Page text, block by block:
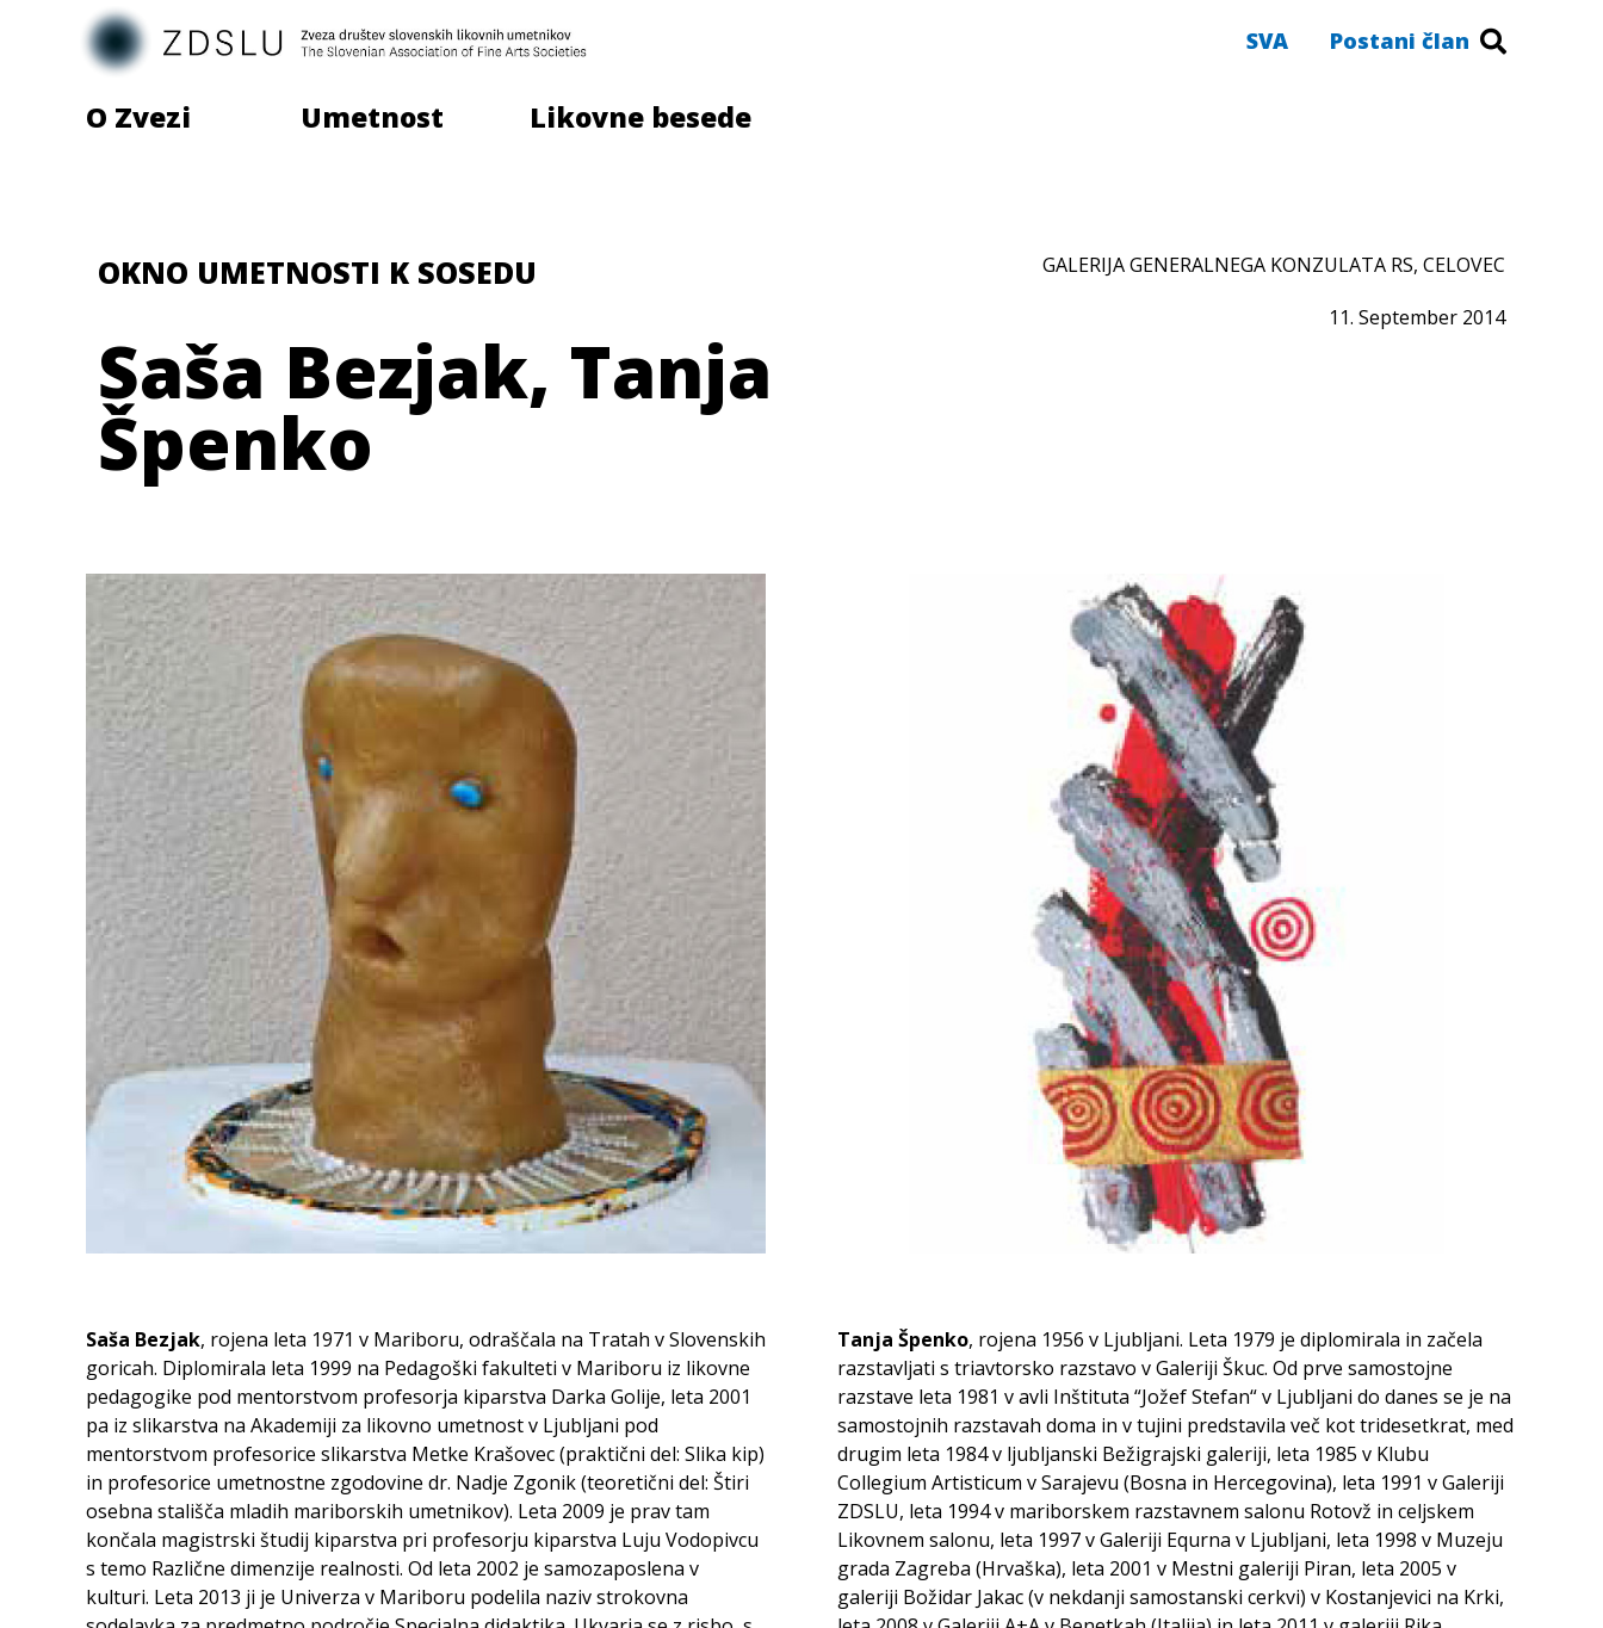
SVA Postani član
O Zvezi Umetnost Likovne besede
OKNO UMETNOSTI K SOSEDU
Saša Bezjak, Tanja
Špenko
GALERIJA GENERALNEGA KONZULATA RS, CELOVEC
11. September 2014
Saša Bezjak, rojena leta 1971 v Mariboru, odraščala na Tratah v Slovenskih
goricah. Diplomirala leta 1999 na Pedagoški fakulteti v Mariboru iz likovne
pedagogike pod mentorstvom profesorja kiparstva Darka Golije, leta 2001
pa iz slikarstva na Akademiji za likovno umetnost v Ljubljani pod
mentorstvom profesorice slikarstva Metke Krašovec (praktični del: Slika kip)
in profesorice umetnostne zgodovine dr. Nadje Zgonik (teoretični del: Štiri
osebna stališča mladih mariborskih umetnikov). Leta 2009 je prav tam
končala magistrski študij kiparstva pri profesorju kiparstva Luju Vodopivcu
s temo Različne dimenzije realnosti. Od leta 2002 je samozaposlena v
kulturi. Leta 2013 ji je Univerza v Mariboru podelila naziv strokovna
Tanja Špenko, rojena 1956 v Ljubljani. Leta 1979 je diplomirala in začela
razstavljati s triavtorsko razstavo v Galeriji Škuc. Od prve samostojne
razstave leta 1981 v avli Inštituta “Jožef Stefan“ v Ljubljani do danes se je na
samostojnih razstavah doma in v tujini predstavila več kot tridesetkrat, med
drugim leta 1984 v ljubljanski Bežigrajski galeriji, leta 1985 v Klubu
Collegium Artisticum v Sarajevu (Bosna in Hercegovina), leta 1991 v Galeriji
ZDSLU, leta 1994 v mariborskem razstavnem salonu Rotovž in celjskem
Likovnem salonu, leta 1997 v Galeriji Equrna v Ljubljani, leta 1998 v Muzeju
grada Zagreba (Hrvaška), leta 2001 v Mestni galeriji Piran, leta 2005 v
galeriji Božidar Jakac (v nekdanji samostanski cerkvi) v Kostanjevici na Krki,